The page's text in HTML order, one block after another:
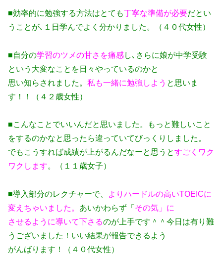
■効率的に勉強する方法はとても丁寧な準備が必要だとい
うことが､１日学んでよく分かりました。（４０代女性）
■自分の学習のツメの甘さを痛感し､さらに娘が中学受験
という大変なことを日々やっているのかと
思い知らされました。 私も一緒に勉強しよう と思いま
す！！（４２歳女性）
■こんなことでいいんだと思いました。もっと難しいこと
をするのかなと思ったら違っていてびっくりしました。
でもこうすれば成績が上がるんだなーと思うとすごくワク
ワクします。（１１歳女子）
■導入部分のレクチャーで、
よりハードルの高いTOEICに
変えちゃいました。 あいかわらず「 その気」に
させるように導いて下さるのが上手です＾＾今日は有り難
うございました！いい結果が報告できるよう
がんばります！（４０代女性）